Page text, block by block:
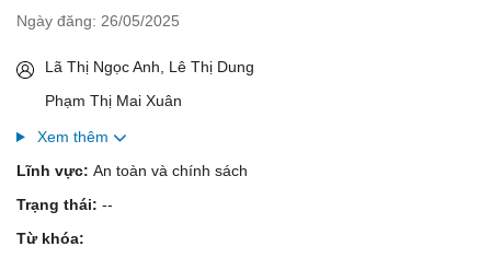
Ngày đăng: 26/05/2025
Lã Thị Ngọc Anh, Lê Thị Dung
Phạm Thị Mai Xuân
Xem thêm
Lĩnh vực: An toàn và chính sách
Trạng thái: --
Từ khóa: